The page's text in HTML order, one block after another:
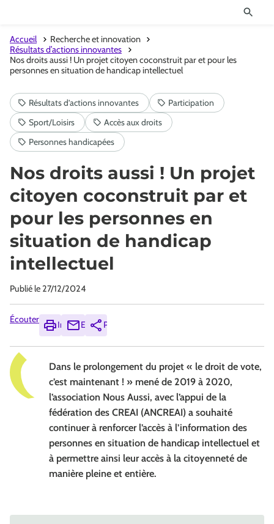
Accueil
Recherche et innovation
Résultats d’actions innovantes
Nos droits aussi ! Un projet citoyen coconstruit par et pour les
personnes en situation de handicap intellectuel
Nos droits aussi ! Un projet
citoyen coconstruit par et
pour les personnes en
situation de handicap
intellectuel
Publié le 27/12/2024
Écouter
ImprimerEnvoyerPartager
Dans le prolongement du projet « le droit de vote,
c’est maintenant ! » mené de 2019 à 2020,
l’association Nous Aussi, avec l’appui de la
fédération des CREAI (ANCREAI) a souhaité
continuer à renforcer l’accès à l’information des
personnes en situation de handicap intellectuel et
à permettre ainsi leur accès à la citoyenneté de
manière pleine et entière.